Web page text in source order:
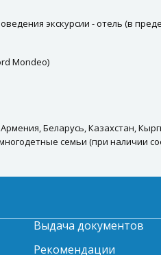
экскурсии - отель (в
Mondeo)
Беларусь, Казахстан,
семьи (при наличии
Выдача документов
Рекомендации